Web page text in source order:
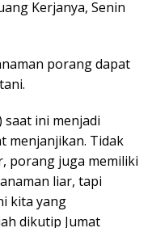
Kerjanya, Senin
porang dapat
ini menjadi
menjanjikan. Tidak
porang juga memiliki
liar, tapi
kita yang
dikutip Jumat